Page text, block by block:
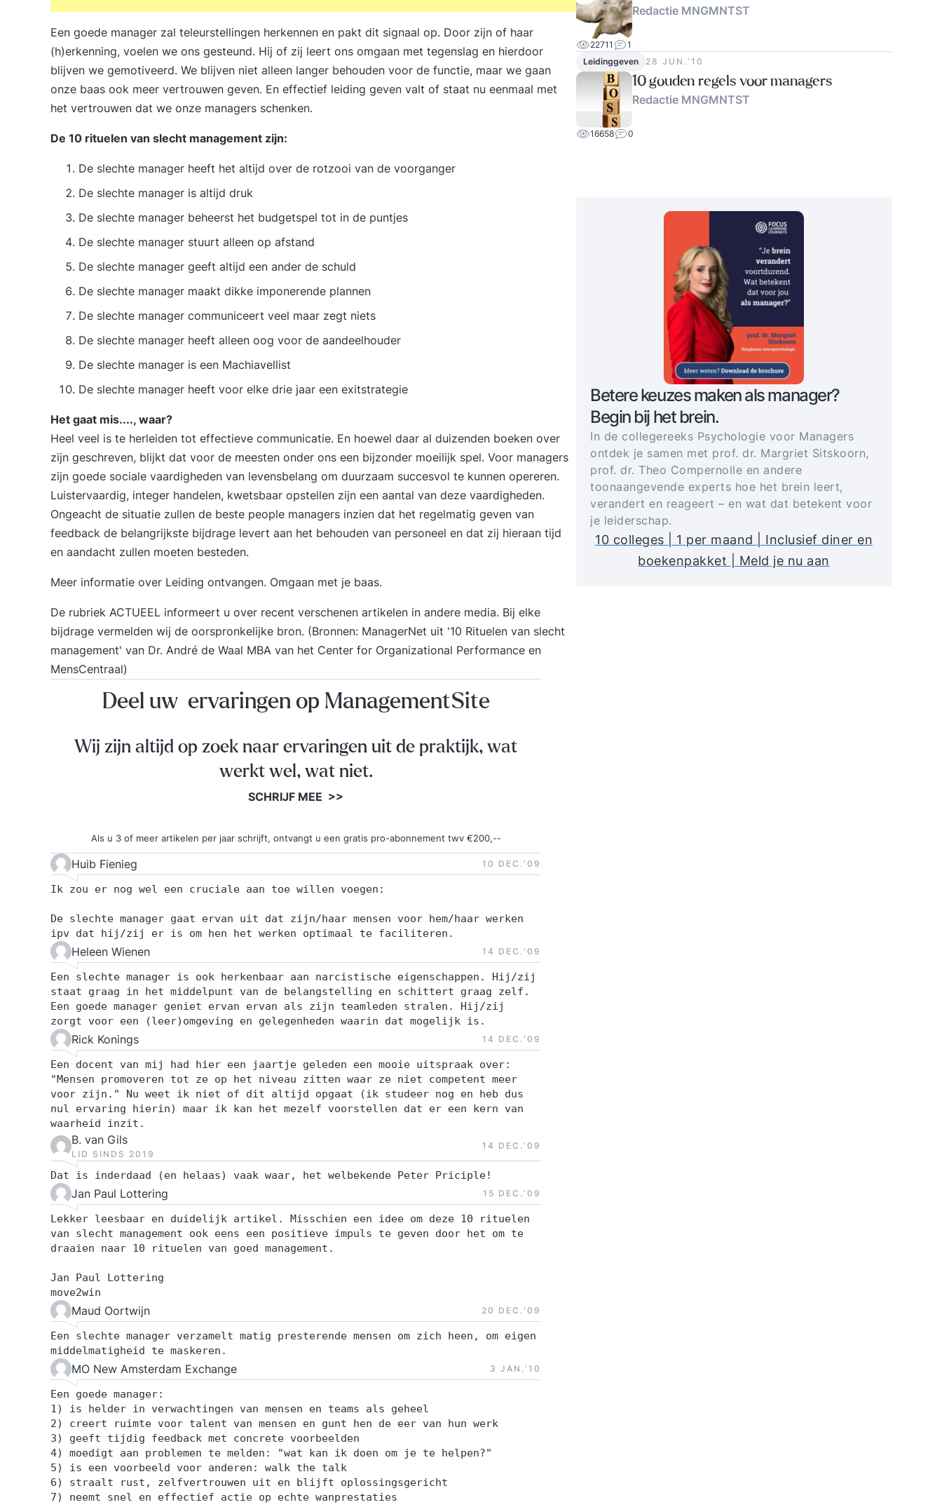
Een goede manager zal teleurstellingen herkennen en pakt dit signaal op. Door zijn of haar
(h)erkenning, voelen we ons gesteund. Hij of zij leert ons omgaan met tegenslag en hierdoor
blijven we gemotiveerd. We blijven niet alleen langer behouden voor de functie, maar we gaan
onze baas ook meer vertrouwen geven. En effectief leiding geven valt of staat nu eenmaal met
het vertrouwen dat we onze managers schenken.
De 10 rituelen van slecht management zijn:
De slechte manager heeft het altijd over de rotzooi van de voorganger
De slechte manager is altijd druk
De slechte manager beheerst het budgetspel tot in de puntjes
De slechte manager stuurt alleen op afstand
De slechte manager geeft altijd een ander de schuld
De slechte manager maakt dikke imponerende plannen
De slechte manager communiceert veel maar zegt niets
De slechte manager heeft alleen oog voor de aandeelhouder
De slechte manager is een Machiavellist
De slechte manager heeft voor elke drie jaar een exitstrategie
Het gaat mis...., waar?
Heel veel is te herleiden tot effectieve communicatie. En hoewel daar al duizenden boeken over
zijn geschreven, blijkt dat voor de meesten onder ons een bijzonder moeilijk spel. Voor managers
zijn goede sociale vaardigheden van levensbelang om duurzaam succesvol te kunnen opereren.
Luistervaardig, integer handelen, kwetsbaar opstellen zijn een aantal van deze vaardigheden.
Ongeacht de situatie zullen de beste people managers inzien dat het regelmatig geven van
feedback de belangrijkste bijdrage levert aan het behouden van personeel en dat zij hieraan tijd
en aandacht zullen moeten besteden.
Meer informatie over Leiding ontvangen. Omgaan met je baas.
De rubriek ACTUEEL informeert u over recent verschenen artikelen in andere media. Bij elke
bijdrage vermelden wij de oorspronkelijke bron. (Bronnen: ManagerNet uit '10 Rituelen van slecht
management' van Dr. André de Waal MBA van het Center for Organizational Performance en
MensCentraal)
Redactie MNGMNTST
22711
1
Leidinggeven
28 JUN.‘10
10 gouden regels voor managers
Redactie MNGMNTST
16658 0
Betere keuzes maken als manager?
Begin bij het brein.
In de collegereeks Psychologie voor Managers
ontdek je samen met prof. dr. Margriet Sitskoorn,
prof. dr. Theo Compernolle en andere
toonaangevende experts hoe het brein leert,
verandert en reageert – en wat dat betekent voor
je leiderschap.
10 colleges | 1 per maand | Inclusief diner en
boekenpakket | Meld je nu aan
Deel uw ervaringen op ManagementSite
Wij zijn altijd op zoek naar ervaringen uit de praktijk, wat
werkt wel, wat niet.
SCHRIJF MEE >>
Als u 3 of meer artikelen per jaar schrijft, ontvangt u een gratis pro-abonnement twv €200,--
Huib Fienieg 10 DEC.‘09
Ik zou er nog wel een cruciale aan toe willen voegen:
De slechte manager gaat ervan uit dat zijn/haar mensen voor hem/haar werken
ipv dat hij/zij er is om hen het werken optimaal te faciliteren.
Heleen Wienen 14 DEC.‘09
Een slechte manager is ook herkenbaar aan narcistische eigenschappen. Hij/zij
staat graag in het middelpunt van de belangstelling en schittert graag zelf.
Een goede manager geniet ervan ervan als zijn teamleden stralen. Hij/zij
zorgt voor een (leer)omgeving en gelegenheden waarin dat mogelijk is.
Rick Konings 14 DEC.‘09
Een docent van mij had hier een jaartje geleden een mooie uitspraak over:
"Mensen promoveren tot ze op het niveau zitten waar ze niet competent meer
voor zijn." Nu weet ik niet of dit altijd opgaat (ik studeer nog en heb dus
nul ervaring hierin) maar ik kan het mezelf voorstellen dat er een kern van
waarheid inzit.
B. van Gils
LID SINDS 2019
14 DEC.‘09
Dat is inderdaad (en helaas) vaak waar, het welbekende Peter Priciple!
Jan Paul Lottering 15 DEC.‘09
Lekker leesbaar en duidelijk artikel. Misschien een idee om deze 10 rituelen
van slecht management ook eens een positieve impuls te geven door het om te
draaien naar 10 rituelen van goed management.
Jan Paul Lottering
move2win
Maud Oortwijn 20 DEC.‘09
Een slechte manager verzamelt matig presterende mensen om zich heen, om eigen
middelmatigheid te maskeren.
MO New Amsterdam Exchange 3 JAN.‘10
Een goede manager:
1) is helder in verwachtingen van mensen en teams als geheel
2) creert ruimte voor talent van mensen en gunt hen de eer van hun werk
3) geeft tijdig feedback met concrete voorbeelden
4) moedigt aan problemen te melden: "wat kan ik doen om je te helpen?"
5) is een voorbeeld voor anderen: walk the talk
6) straalt rust, zelfvertrouwen uit en blijft oplossingsgericht
7) neemt snel en effectief actie op echte wanprestaties